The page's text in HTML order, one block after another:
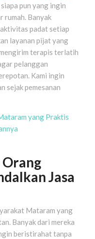
pun yang ingin
rumah. Banyak
padat setiap
layanan pijat yang
terapis terlatih
pelanggan
Kami ingin
sejak pemesanan
yang Praktis
Jasa
Mataram yang
Banyak dari mereka
beristirahat tanpa